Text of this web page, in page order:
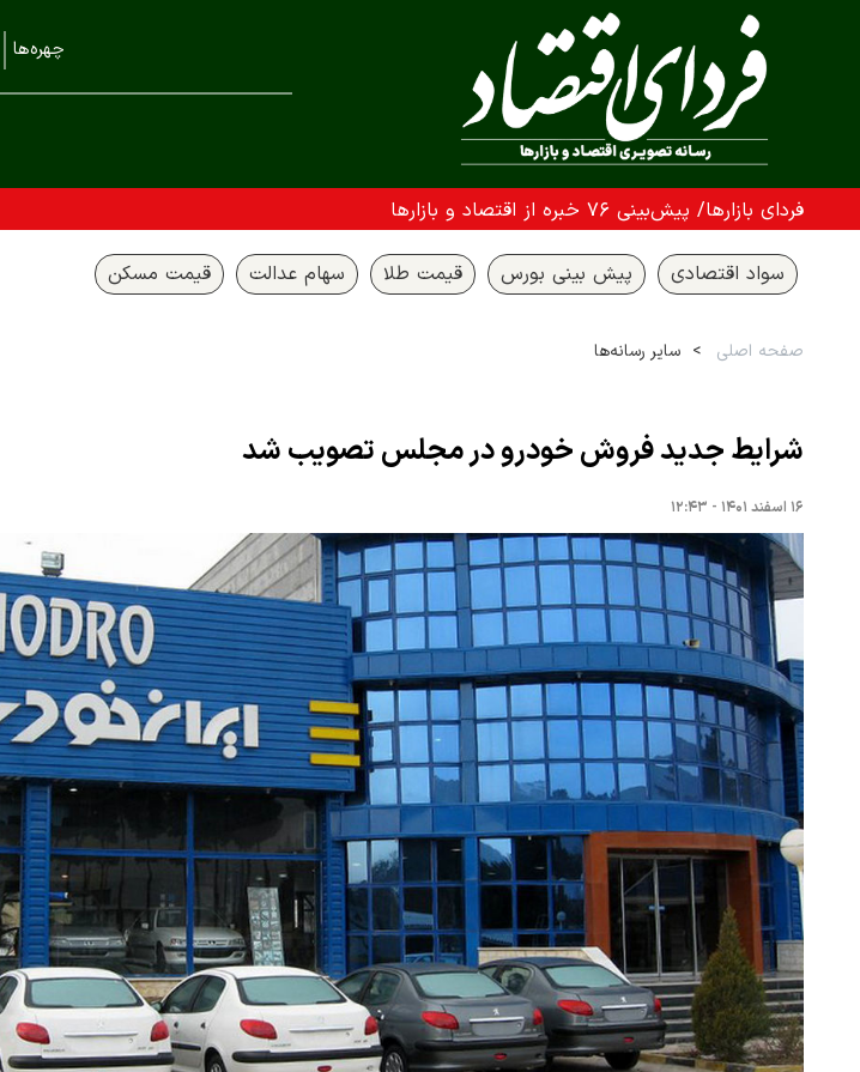
چهره‌ها
فردای بازارها/ پیش‌بینی ۷۶ خبره از اقتصاد و بازارها
سواد اقتصادی پیش بینی بورس قیمت طلا سهام عدالت قیمت مسکن
صفحه اصلی سایر رسانه‌ها
شرایط جدید فروش خودرو در مجلس تصویب شد
۱۶ اسفند ۱۴۰۱ - ۱۲:۴۳